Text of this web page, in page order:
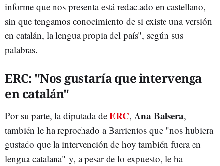
informe que nos presenta está redactado en castellano,
sin que tengamos conocimiento de si existe una versión
en catalán, la lengua propia del país", según sus
palabras.
ERC: "Nos gustaría que intervenga
en catalán"
Por su parte, la diputada de ERC, Ana Balsera,
también le ha reprochado a Barrientos que "nos hubiera
gustado que la intervención de hoy también fuera en
lengua catalana" y, a pesar de lo expuesto, le ha